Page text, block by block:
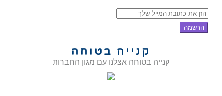
הרשמה
קנייה בטוחה
קנייה בטוחה אצלנו עם מגון החברות